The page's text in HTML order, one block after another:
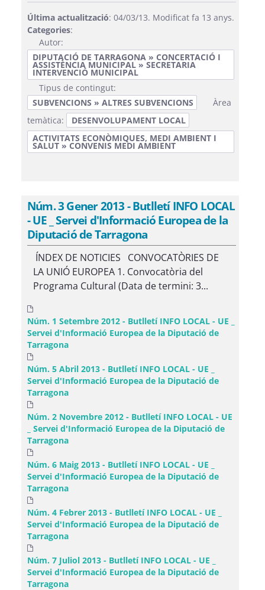
Última actualització: 04/03/13. Modificat fa 13 anys.
Categories:
Autor:
DIPUTACIÓ DE TARRAGONA » CONCERTACIÓ I
ASSISTÈNCIA MUNICIPAL » SECRETARIA
INTERVENCIÓ MUNICIPAL
Tipus de contingut:
SUBVENCIONS » ALTRES SUBVENCIONS
Àrea
temàtica:
DESENVOLUPAMENT LOCAL
ACTIVITATS ECONÒMIQUES, MEDI AMBIENT I
SALUT » CONVENIS MEDI AMBIENT
Núm. 3 Gener 2013 - Butlletí INFO LOCAL
- UE _ Servei d'Informació Europea de la
Diputació de Tarragona
ÍNDEX DE NOTICIES CONVOCATÒRIES DE
LA UNIÓ EUROPEA 1. Convocatòria del
Programa Cultural (Data de termini: 3...
Núm. 1 Setembre 2012 - Butlletí INFO LOCAL - UE _
Servei d'Informació Europea de la Diputació de
Tarragona
Núm. 5 Abril 2013 - Butlletí INFO LOCAL - UE _
Servei d'Informació Europea de la Diputació de
Tarragona
Núm. 2 Novembre 2012 - Butlletí INFO LOCAL - UE
_ Servei d'Informació Europea de la Diputació de
Tarragona
Núm. 6 Maig 2013 - Butlletí INFO LOCAL - UE _
Servei d'Informació Europea de la Diputació de
Tarragona
Núm. 4 Febrer 2013 - Butlletí INFO LOCAL - UE _
Servei d'Informació Europea de la Diputació de
Tarragona
Núm. 7 Juliol 2013 - Butlletí INFO LOCAL - UE _
Servei d'Informació Europea de la Diputació de
Tarragona